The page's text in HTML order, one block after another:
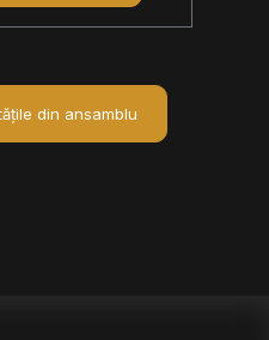
din ansamblu